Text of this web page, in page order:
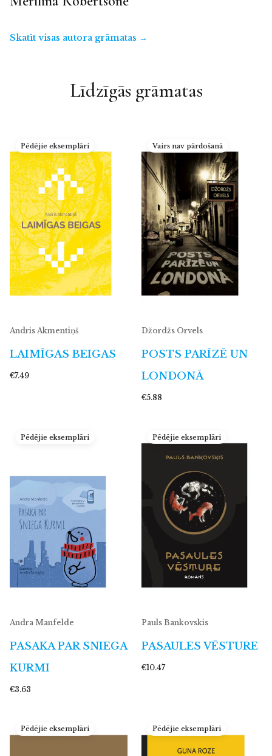
Skatīt visas autora grāmatas →
Līdzīgās grāmatas
Pēdējie eksemplāri
Andris Akmentiņš
LAIMĪGAS BEIGAS
€7.49
Vairs nav pārdošanā
Džordžs Orvels
POSTS PARĪZĒ UN
LONDONĀ
€5.88
Pēdējie eksemplāri
Andra Manfelde
PASAKA PAR SNIEGA
KURMI
€3.63
Pēdējie eksemplāri
Pauls Bankovskis
PASAULES VĒSTURE
€10.47
Pēdējie eksemplāri Pēdējie eksemplāri